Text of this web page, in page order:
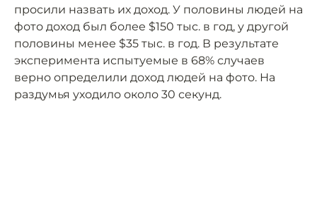
просили назвать их доход. У половины людей на
фото доход был более $150 тыс. в год, у другой
половины менее $35 тыс. в год. В результате
эксперимента испытуемые в 68% случаев
верно определили доход людей на фото. На
раздумья уходило около 30 секунд.